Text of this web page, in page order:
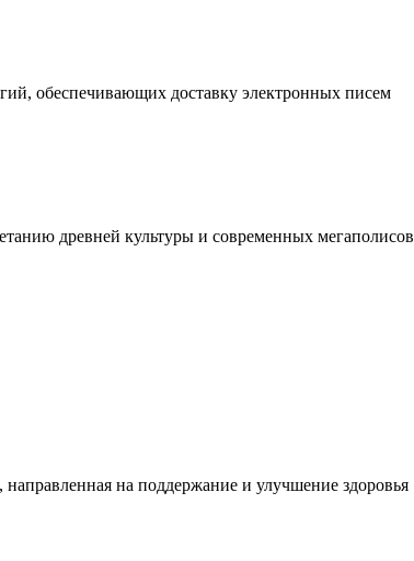
обеспечивающих доставку электронных писем
древней культуры и современных мегаполисов
на поддержание и улучшение здоровья